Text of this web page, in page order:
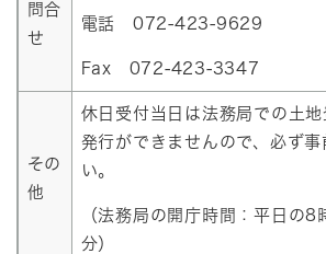
問合
せ
電話 072-423-9629
Fax 072-423-3347
その
他
休日受付当日は法務局での土
発行ができませんので、必ず事
い。
（法務局の開庁時間：平日の
分）